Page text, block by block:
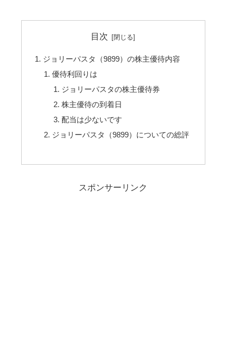
目次
ジョリーパスタ（9899）の株主優待内容
優待利回りは
ジョリーパスタの株主優待券
株主優待の到着日
配当は少ないです
ジョリーパスタ（9899）についての総評
スポンサーリンク